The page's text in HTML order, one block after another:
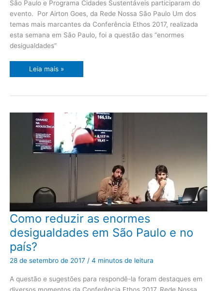
São Paulo e Programa Cidades Sustentáveis participaram do
evento. Por Airton Goes, da Rede Nossa São Paulo Um dos
temas mais marcantes da Conferência Ethos 2017, realizada
esta semana em São Paulo, foi a questão das “enormes
desigualdades”
Leia mais »
Como reduzir as enormes
desigualdades em São Paulo e no
país?
28 de setembro de 2017 / 4 minutos de leitura
A questão e sugestões para respondê-la foram destaques em
diversos momentos da Conferência Ethos 2017. Rede Nossa
Como
reduzir
as
enormes
desigualdades
em
São
Paulo
e
país?